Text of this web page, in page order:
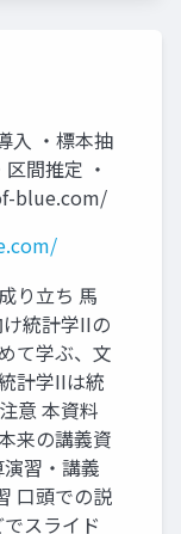
入 ・標本抽
間推定 ・
blue.com/
り立ち 馬
統計学IIの
て学ぶ、文
計学IIは統
意 本資料
来の講義資
習・講義
口頭での説
スライド